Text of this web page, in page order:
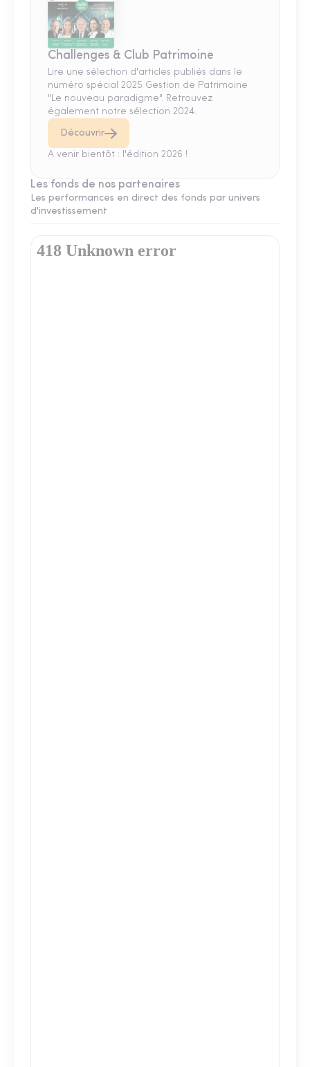
Challenges & Club Patrimoine
Lire une sélection d'articles publiés dans le
numéro spécial 2025 Gestion de Patrimoine
"Le nouveau paradigme". Retrouvez
également notre sélection 2024.
Découvrir
A venir bientôt : l'édition 2026 !
Les fonds de nos partenaires
Les performances en direct des fonds par univers
d'investissement